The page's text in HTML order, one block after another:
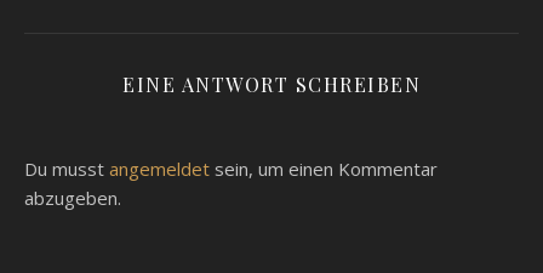
EINE ANTWORT SCHREIBEN
Du musst angemeldet sein, um einen Kommentar
abzugeben.